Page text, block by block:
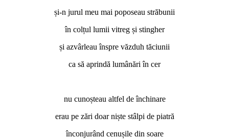
și-n jurul meu mai poposeau străbunii
în colțul lumii vitreg și stingher
și azvârleau înspre văzduh tăciunii
ca să aprindă lumânări în cer
nu cunoșteau altfel de închinare
erau pe zări doar niște stâlpi de piatră
înconjurând cenușile din soare